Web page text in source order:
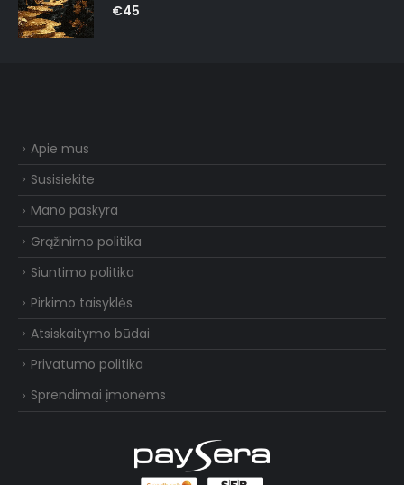
0out of 5
€45
Apie mus
Susisiekite
Mano paskyra
Grąžinimo politika
Siuntimo politika
Pirkimo taisyklės
Atsiskaitymo būdai
Privatumo politika
Sprendimai įmonėms